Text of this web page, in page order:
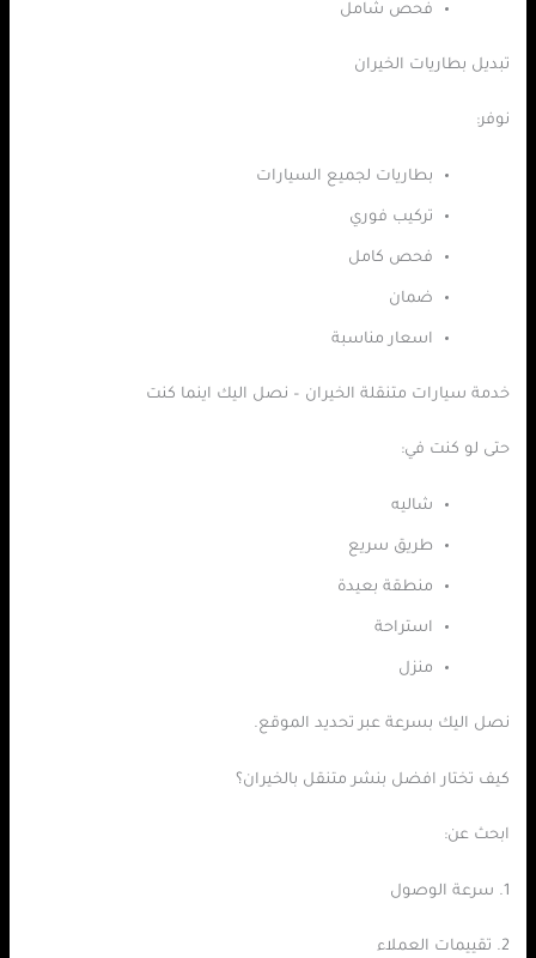
فحص شامل
تبديل بطاريات الخيران
نوفر:
بطاريات لجميع السيارات
تركيب فوري
فحص كامل
ضمان
اسعار مناسبة
خدمة سيارات متنقلة الخيران – نصل اليك اينما كنت
حتى لو كنت في:
شاليه
طريق سريع
منطقة بعيدة
استراحة
منزل
نصل اليك بسرعة عبر تحديد الموقع.
كيف تختار افضل بنشر متنقل بالخيران؟
ابحث عن:
1. سرعة الوصول
2. تقييمات العملاء